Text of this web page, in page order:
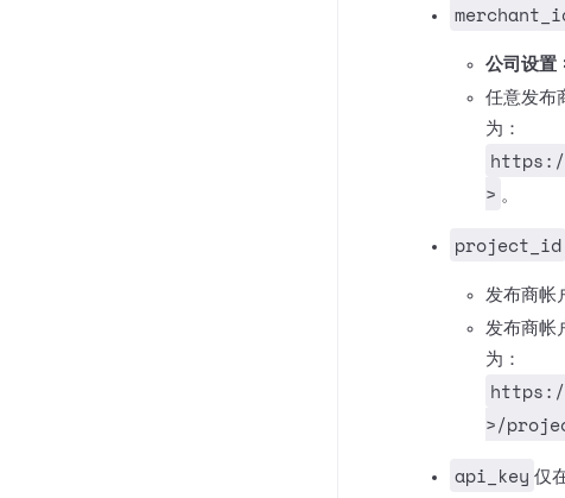
公司设置
任意发布
为：
> 。
project_id
发布商帐
发布商帐
为：
>/
api_key 仅